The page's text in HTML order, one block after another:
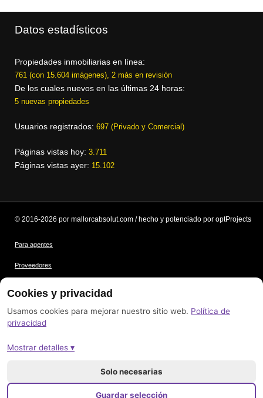
Datos estadísticos
Propiedades inmobiliarias en línea:
761 (con 15.604 imágenes), 2 más en revisión
De los cuales nuevos en las últimas 24 horas:
5 nuevas propiedades
Usuarios registrados: 697 (Privado y Comercial)
Páginas vistas hoy: 3.711
Páginas vistas ayer: 15.102
© 2016-2026 por mallorcabsolut.com / hecho y potenciado por optProjects
Para agentes
Proveedores
Créditos de las imágenes
Pie de imprenta
Cookies y privacidad
Usamos cookies para mejorar nuestro sitio web. Política de
privacidad
Mostrar detalles ▾
Solo necesarias
Guardar selección